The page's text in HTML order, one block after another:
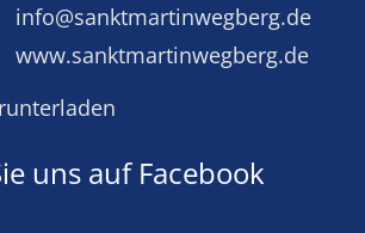
info@sanktmartinwegberg.de
www.sanktmartinwegberg.de
uns auf Facebook